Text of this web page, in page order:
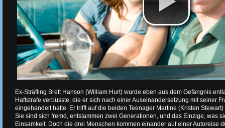
Ex-Sträfling Brett Hanson (William Hurt) wurde eben aus dem Gefängnis
Haftstrafe verbüsste, die er sich nach einer Auseinandersetzung mit seiner
eingehandelt hatte. Er trifft auf die beiden Teenager Martine (Kristen
Sie sind sich fremd, entstammen zwei Generationen, und das Einzige, was
Einsamkeit. Doch die drei Menschen kommen einander auf einer Autoreise